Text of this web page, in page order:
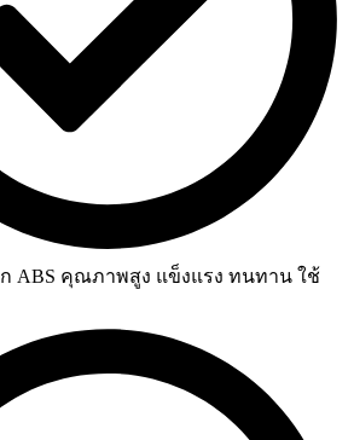
ABS คุณภาพสูง แข็งแรง ทนทาน ใช้